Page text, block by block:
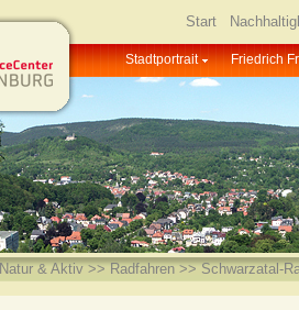
Start
Stadtportrait Friedrich
Natur & Aktiv>> Radfahren>> Schwarzatal-